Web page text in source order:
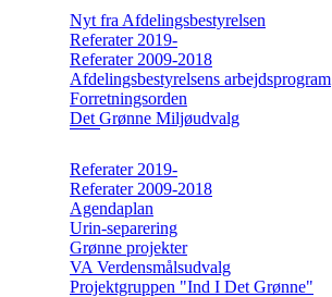
Nyt fra Afdelingsbestyrelsen
Referater 2019-
Referater 2009-2018
Afdelingsbestyrelsens arbejdsprogram
Forretningsorden
Det Grønne Miljøudvalg
Referater 2019-
Referater 2009-2018
Agendaplan
Urin-separering
Grønne projekter
VA Verdensmålsudvalg
Projektgruppen "Ind I Det Grønne"